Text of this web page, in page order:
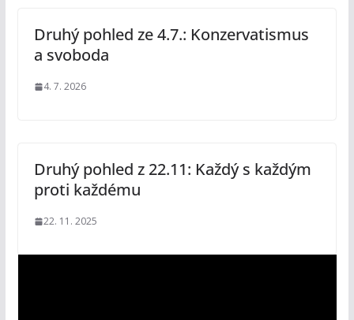
Druhý pohled ze 4.7.: Konzervatismus
a svoboda
4. 7. 2026
Druhý pohled z 22.11: Každý s každým
proti každému
22. 11. 2025